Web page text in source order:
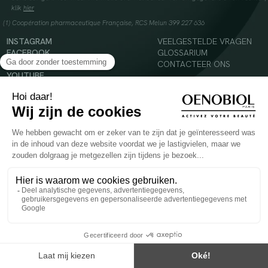
klik hier
(1) Coopération pharmaceutique Française, RCS Melun 399 227 636
INSTAGRAM
FACEBOOK
TIKTOK
YOUTUBE
VEELGESTELDE VRAGEN
GLOSSARIUM
CONTACTEER ONS
Voedingssupplement dat moet worden geconsumeerd als onderdeel van een gevarieerde,
evenwichtige voeding en een gezonde levensstijl. Aanbevolen dagelijkse dosis niet
overschrijden. Enkel voor volwassenen, buiten het bereik van kinderen houden.